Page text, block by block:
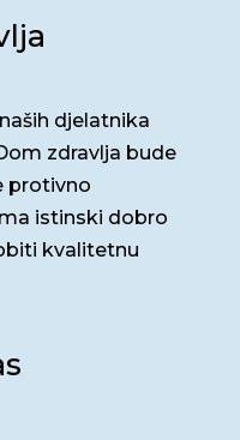
djelatnika
zdravlja bude
protivno
istinski dobro
kvalitetnu